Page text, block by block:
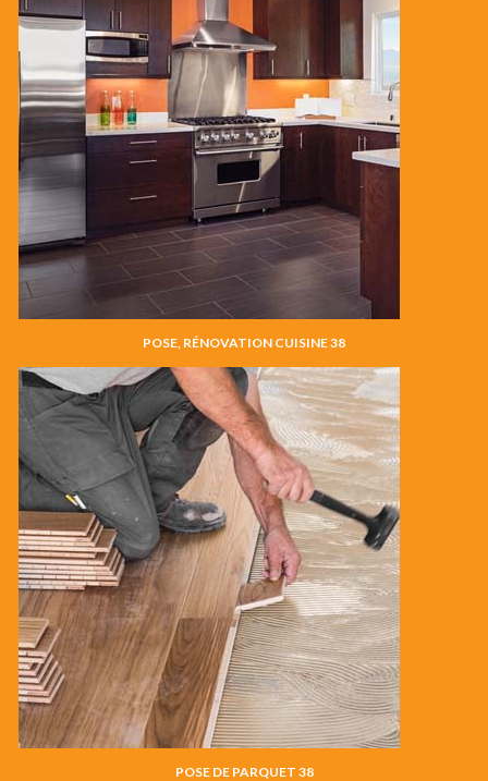
POSE, RÉNOVATION CUISINE 38
POSE DE PARQUET 38